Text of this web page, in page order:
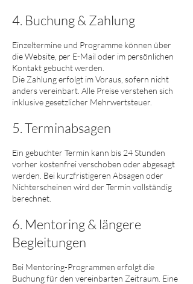
4. Buchung & Zahlung
Einzeltermine und Programme können über
die Website, per E-Mail oder im persönlichen
Kontakt gebucht werden.
Die Zahlung erfolgt im Voraus, sofern nicht
anders vereinbart. Alle Preise verstehen sich
inklusive gesetzlicher Mehrwertsteuer.
5. Terminabsagen
Ein gebuchter Termin kann bis 24 Stunden
vorher kostenfrei verschoben oder abgesagt
werden. Bei kurzfristigeren Absagen oder
Nichterscheinen wird der Termin vollständig
berechnet.
6. Mentoring & längere
Begleitungen
Bei Mentoring-Programmen erfolgt die
Buchung für den vereinbarten Zeitraum. Eine